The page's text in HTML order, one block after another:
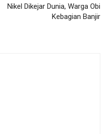
Nikel Dikejar Dunia, Warga Obi
Kebagian Banjir